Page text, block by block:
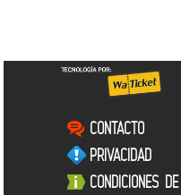
CONTACTO
PRIVACIDAD
CONDICIONES